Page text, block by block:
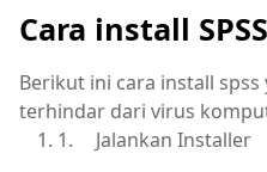
Cara install SPSS
Berikut ini cara install
terhindar dari virus
1.
Jalankan Installer